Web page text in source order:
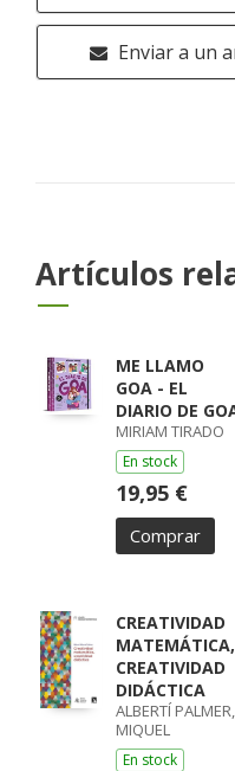
Enviar a un
Artículos
ME LLAMO
GOA - EL
DIARIO DE
MIRIAM TIRADO
En stock
19,95 €
Comprar
CREATIVIDAD
MATEMÁTICA,
CREATIVIDAD
DIDÁCTICA
ALBERTÍ PALMER,
MIQUEL
En stock